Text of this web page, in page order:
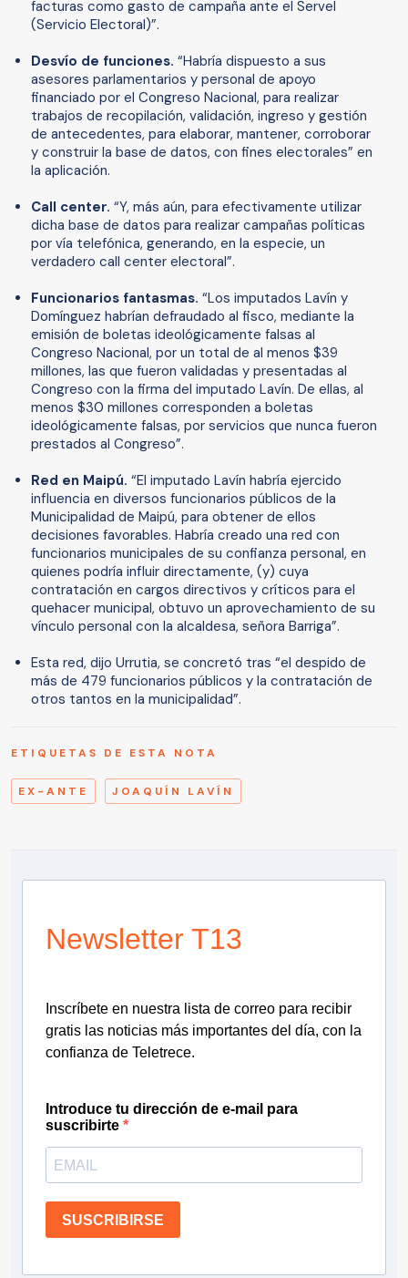
facturas como gasto de campaña ante el Servel
(Servicio Electoral)”.
Desvío de funciones. “Habría dispuesto a sus
asesores parlamentarios y personal de apoyo
financiado por el Congreso Nacional, para realizar
trabajos de recopilación, validación, ingreso y gestión
de antecedentes, para elaborar, mantener, corroborar
y construir la base de datos, con fines electorales” en
la aplicación.
Call center. “Y, más aún, para efectivamente utilizar
dicha base de datos para realizar campañas políticas
por vía telefónica, generando, en la especie, un
verdadero call center electoral”.
Funcionarios fantasmas. “Los imputados Lavín y
Domínguez habrían defraudado al fisco, mediante la
emisión de boletas ideológicamente falsas al
Congreso Nacional, por un total de al menos $39
millones, las que fueron validadas y presentadas al
Congreso con la firma del imputado Lavín. De ellas, al
menos $30 millones corresponden a boletas
ideológicamente falsas, por servicios que nunca fueron
prestados al Congreso”.
Red en Maipú. “El imputado Lavín habría ejercido
influencia en diversos funcionarios públicos de la
Municipalidad de Maipú, para obtener de ellos
decisiones favorables. Habría creado una red con
funcionarios municipales de su confianza personal, en
quienes podría influir directamente, (y) cuya
contratación en cargos directivos y críticos para el
quehacer municipal, obtuvo un aprovechamiento de su
vínculo personal con la alcaldesa, señora Barriga”.
Esta red, dijo Urrutia, se concretó tras “el despido de
más de 479 funcionarios públicos y la contratación de
otros tantos en la municipalidad”.
ETIQUETAS DE ESTA NOTA
EX-ANTE JOAQUÍN LAVÍN
Newsletter T13
Inscríbete en nuestra lista de correo para recibir
gratis las noticias más importantes del día, con la
confianza de Teletrece.
Introduce tu dirección de e-mail para
suscribirte
SUSCRIBIRSE